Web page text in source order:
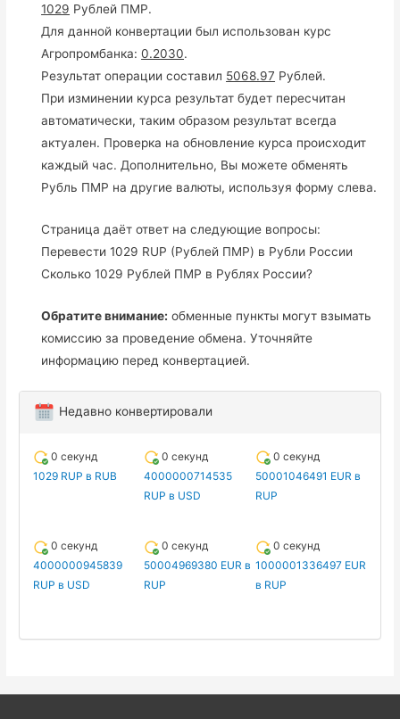
1029 Рублей ПМР.
Для данной конвертации был использован курс
Агропромбанка:0.2030.
Результат операции составил 5068.97 Рублей.
При изминении курса результат будет пересчитан
автоматически, таким образом результат всегда
актуален. Проверка на обновление курса происходит
каждый час. Дополнительно, Вы можете обменять
Рубль ПМР на другие валюты, используя форму слева.
Страница даёт ответ на следующие вопросы:
Перевести 1029 RUP (Рублей ПМР) в Рубли России
Сколько 1029 Рублей ПМР в Рублях России?
Обратите внимание: обменные пункты могут взымать
комиссию за проведение обмена. Уточняйте
информацию перед конвертацией.
Недавно конвертировали
0 секунд
1029 RUP в RUB
0 секунд
4000000714535
RUP в USD
0 секунд
50001046491 EUR в
RUP
0 секунд
4000000945839
RUP в USD
0 секунд
50004969380 EUR в
RUP
0 секунд
1000001336497 EUR
в RUP